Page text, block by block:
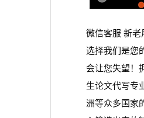
微信客服 新
选择我们是您
会让您失望！
生论文代写专
洲等众多国家